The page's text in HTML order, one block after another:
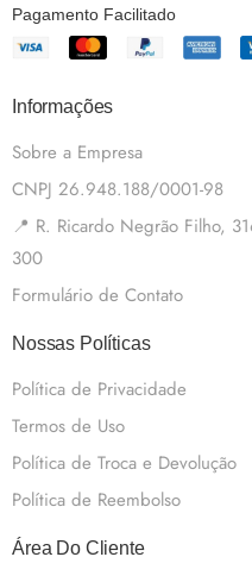
Pagamento Facilitado
Informações
Sobre a Empresa
CNPJ 26.948.188/0001-98
📍 R. Ricardo Negrão Filho,
300
Formulário de Contato
Nossas Políticas
Política de Privacidade
Termos de Uso
Política de Troca e Devolução
Política de Reembolso
Área Do Cliente